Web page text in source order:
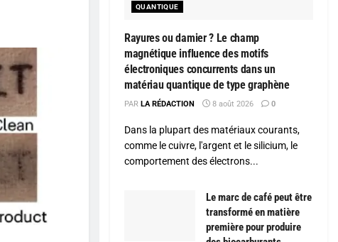
QUANTIQUE
Rayures ou damier ? Le champ
magnétique influence des motifs
électroniques concurrents dans un
matériau quantique de type graphène
PAR LA RÉDACTION 8 août 2026 0
Dans la plupart des matériaux courants,
comme le cuivre, l'argent et le silicium, le
comportement des électrons...
Le marc de café peut être
transformé en matière
première pour produire